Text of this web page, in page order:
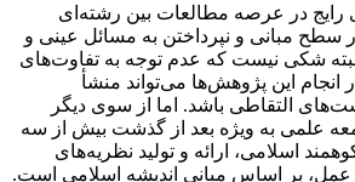
رایج در عرصه مطالعات بین رشته‌ای
سطح مبانی و نپرداختن به مسائل عینی و
شکی نیست که عدم توجه به تفاوت‌های
انجام این پژوهش‌ها می‌تواند منشأ
التقاطی باشد. اما از سوی دیگر
علمی به ویژه بعد از گذشت بیش از سه
اسلامی، ارائه و تولید نظریه‌های
عمل، بر اساس مبانی اندیشه اسلامی است.